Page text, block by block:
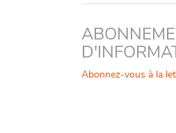
Abonnez-vous à la